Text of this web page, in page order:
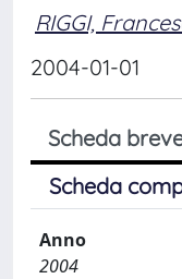
RIGGI,
2004-01-01
Scheda
Scheda
Anno
2004